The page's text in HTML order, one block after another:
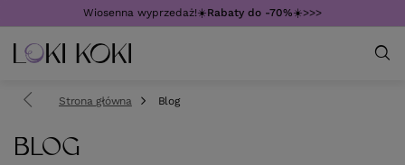
Wiosenna wyprzedaż!☀️Rabaty do -70%☀️>>>
Strona główna Blog
BLOG